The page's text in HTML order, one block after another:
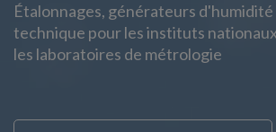
Étalonnages, générateurs
technique pour les instituts nationaux
les laboratoires de métrologie